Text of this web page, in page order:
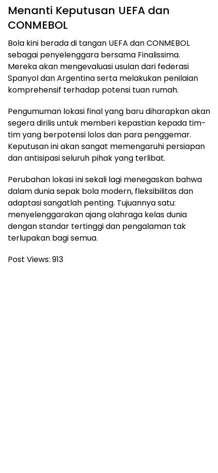
Menanti Keputusan UEFA dan
CONMEBOL
Bola kini berada di tangan UEFA dan CONMEBOL
sebagai penyelenggara bersama Finalissima.
Mereka akan mengevaluasi usulan dari federasi
Spanyol dan Argentina serta melakukan penilaian
komprehensif terhadap potensi tuan rumah.
Pengumuman lokasi final yang baru diharapkan akan
segera dirilis untuk memberi kepastian kepada tim-
tim yang berpotensi lolos dan para penggemar.
Keputusan ini akan sangat memengaruhi persiapan
dan antisipasi seluruh pihak yang terlibat.
Perubahan lokasi ini sekali lagi menegaskan bahwa
dalam dunia sepak bola modern, fleksibilitas dan
adaptasi sangatlah penting. Tujuannya satu:
menyelenggarakan ajang olahraga kelas dunia
dengan standar tertinggi dan pengalaman tak
terlupakan bagi semua.
Post Views: 913